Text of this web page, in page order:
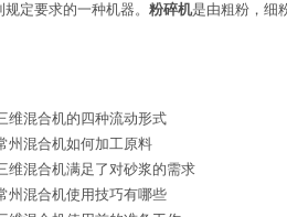
定要求的一种机器。 粉碎机是由粗粉，细
维混合机的四种流动形式
州混合机如何加工原料
维混合机满足了对砂浆的需求
州混合机使用技巧有哪些